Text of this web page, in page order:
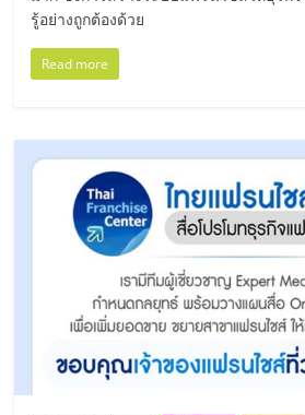
ไชส์,
ปรึกษา
ไชส์,
รวม
รู้อย่างถูกต้องด้วย
Read more